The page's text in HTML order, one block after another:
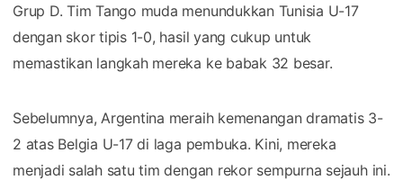
Grup D. Tim Tango muda menundukkan Tunisia U-17
dengan skor tipis 1-0, hasil yang cukup untuk
memastikan langkah mereka ke babak 32 besar.
Sebelumnya, Argentina meraih kemenangan dramatis 3-
2 atas Belgia U-17 di laga pembuka. Kini, mereka
menjadi salah satu tim dengan rekor sempurna sejauh ini.